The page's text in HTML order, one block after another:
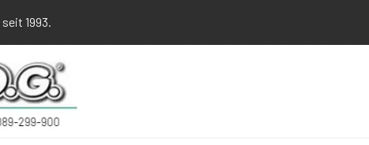
seit 1993.